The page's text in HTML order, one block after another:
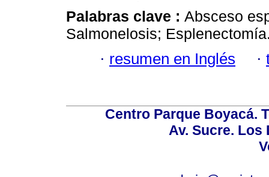
Palabras clave : Absceso
Salmonelosis;
· resumen en Inglés ·
Centro Parque Boyacá.
Av. Sucre. Los